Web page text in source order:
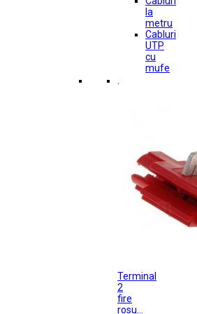
la
metru
Cabluri
UTP
cu
mufe
.
Terminal
2
fire
rosu...